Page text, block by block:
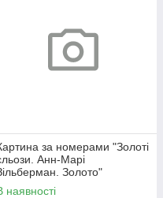
за номерами "Золоті
Анн-Марі
Золото"
48×60 см
наявності